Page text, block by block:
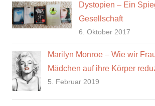
Dystopien – Ein
Gesellschaft
6. Oktober 2017
Marilyn Monroe – Wie wir
Mädchen auf ihre Körper
5. Februar 2019